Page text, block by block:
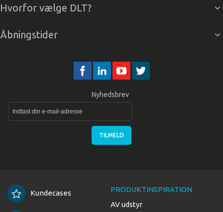
Hvorfor vælge DLT?
Åbningstider
Nyhedsbrev
TILMELD
Kundecases
PRODUKTINSPIRATION
AV udstyr